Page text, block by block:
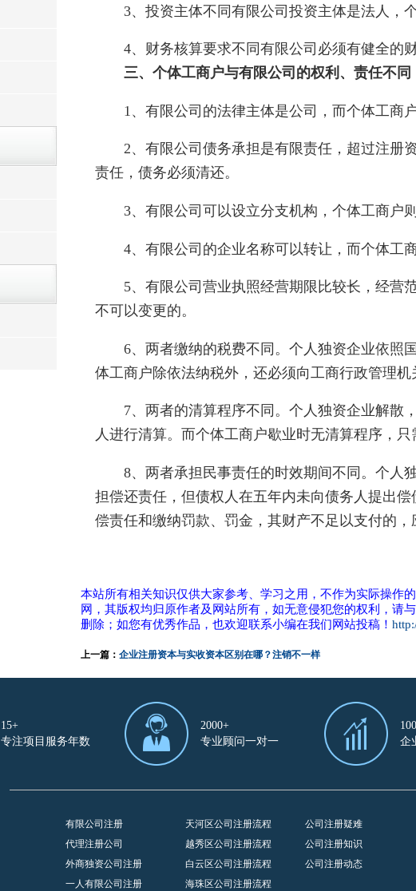
3、投资主体不同有限公司投资主体是法人，个
4、财务核算要求不同有限公司必须有健全的财
三、个体工商户与有限公司的权利、责任不同
1、有限公司的法律主体是公司，而个体工商户
2、有限公司债务承担是有限责任，超过注册
责任，债务必须清还。
3、有限公司可以设立分支机构，个体工商户则
4、有限公司的企业名称可以转让，而个体工商
5、有限公司营业执照经营期限比较长，经营
不可以变更的。
6、两者缴纳的税费不同。个人独资企业依照
体工商户除依法纳税外，还必须向工商行政管理机
7、两者的清算程序不同。个人独资企业解散
人进行清算。而个体工商户歇业时无清算程序，
8、两者承担民事责任的时效期间不同。个人
担偿还责任，但债权人在五年内未向债务人提出
偿责任和缴纳罚款、罚金，其财产不足以支付的，
本站所有相关知识仅供大家参考、学习之用，不作为实际操作
网，其版权均归原作者及网站所有，如无意侵犯您的权利，请
删除；如您有优秀作品，也欢迎联系小编在我们网站投稿！
上一篇： 企业注册资本与实收资本区别在哪？注销不一样
15+
专注项目服务年数
2000+
专业顾问一对一
企
有限公司注册
代理注册公司
外商独资公司注册
一人有限公司注册
天河区公司注册流程
越秀区公司注册流程
白云区公司注册流程
海珠区公司注册流程
公司注册疑难
公司注册知识
公司注册动态